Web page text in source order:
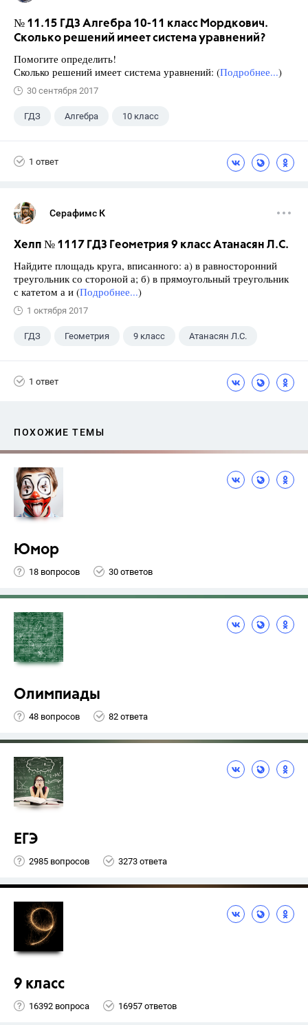
№ 11.15 ГДЗ Алгебра 10-11 класс Мордкович.
Сколько решений имеет система уравнений?
Помогите определить!
Сколько решений имеет система уравнений: (Подробнее...)
30 сентября 2017
ГДЗ Алгебра 10 класс
1 ответ
Серафимс К
Хелп № 1117 ГДЗ Геометрия 9 класс Атанасян Л.С.
Найдите площадь круга, вписанного: а) в равносторонний
треугольник со стороной а; б) в прямоугольный треугольник
с катетом а и (Подробнее...)
1 октября 2017
ГДЗ Геометрия 9 класс Атанасян Л.С.
1 ответ
ПОХОЖИЕ ТЕМЫ
Юмор
18 вопросов 30 ответов
Олимпиады
48 вопросов 82 ответа
ЕГЭ
2985 вопросов 3273 ответа
9 класс
16392 вопроса 16957 ответов